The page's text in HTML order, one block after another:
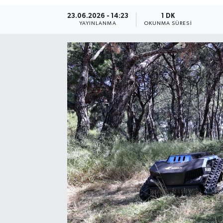
23.06.2026 - 14:23
YAYINLANMA
1 DK
OKUNMA SÜRESI
Resmi Reklam
Röportajlar